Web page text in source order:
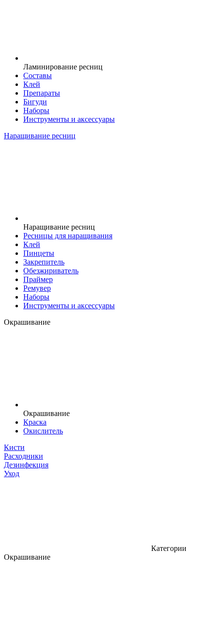
Ламинирование ресниц
Составы
Клей
Препараты
Бигуди
Наборы
Инструменты и аксессуары
Наращивание ресниц
Наращивание ресниц
Ресницы для наращивания
Клей
Пинцеты
Закрепитель
Обезжириватель
Праймер
Ремувер
Наборы
Инструменты и аксессуары
Окрашивание
Окрашивание
Краска
Окислитель
Кисти
Расходники
Дезинфекция
Уход
Категории
Окрашивание